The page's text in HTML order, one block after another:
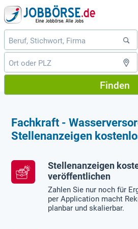
Finden
Fachkraft -
Stellenanzeigen
Stellenanzeigen
veröffentlichen
Zahlen Sie nur noch für
per Application macht
planbar und skalierbar.